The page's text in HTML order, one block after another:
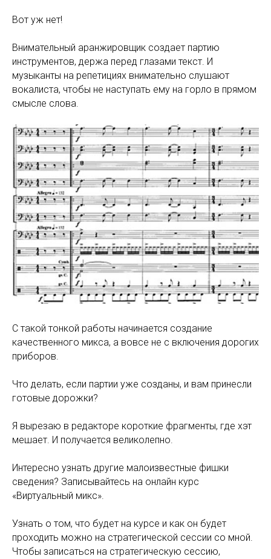
Вот уж нет!
Внимательный аранжировщик создает партию
инструментов, держа перед глазами текст. И
музыканты на репетициях внимательно слушают
вокалиста, чтобы не наступать ему на горло в прямом
смысле слова.
С такой тонкой работы начинается создание
качественного микса, а вовсе не с включения дорогих
приборов.
Что делать, если партии уже созданы, и вам принесли
готовые дорожки?
Я вырезаю в редакторе короткие фрагменты, где хэт
мешает. И получается великолепно.
Интересно узнать другие малоизвестные фишки
сведения? Записывайтесь на онлайн курс
«Виртуальный микс».
Узнать о том, что будет на курсе и как он будет
проходить можно на стратегической сессии со мной.
Чтобы записаться на стратегическую сессию,